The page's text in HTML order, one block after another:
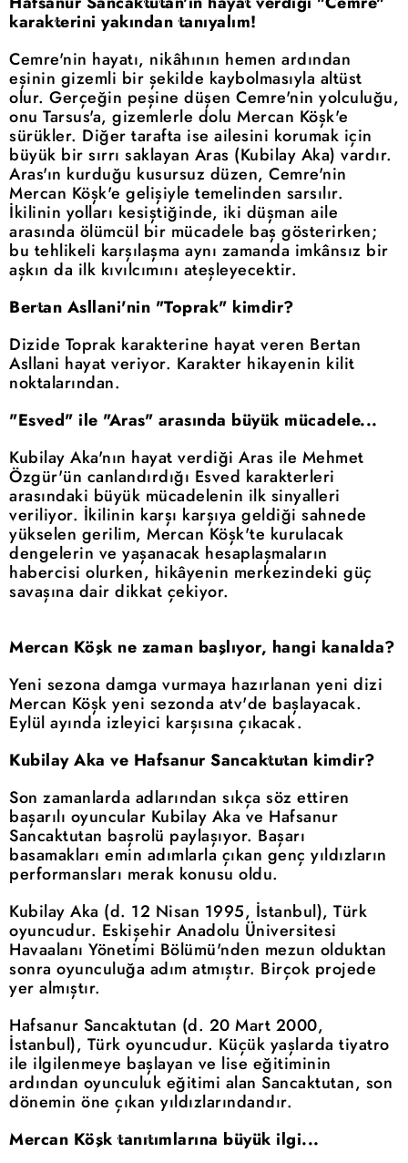
karakterini yakından tanıyalım!
Cemre'nin hayatı, nikâhının hemen ardından
eşinin gizemli bir şekilde kaybolmasıyla altüst
olur. Gerçeğin peşine düşen Cemre'nin yolculuğu,
onu Tarsus'a, gizemlerle dolu Mercan Köşk'e
sürükler. Diğer tarafta ise ailesini korumak için
büyük bir sırrı saklayan Aras (Kubilay Aka) vardır.
Aras'ın kurduğu kusursuz düzen, Cemre'nin
Mercan Köşk'e gelişiyle temelinden sarsılır.
İkilinin yolları kesiştiğinde, iki düşman aile
arasında ölümcül bir mücadele baş gösterirken;
bu tehlikeli karşılaşma aynı zamanda imkânsız bir
aşkın da ilk kıvılcımını ateşleyecektir.
Bertan Asllani'nin "Toprak" kimdir?
Dizide Toprak karakterine hayat veren Bertan
Asllani hayat veriyor. Karakter hikayenin kilit
noktalarından.
"Esved" ile "Aras" arasında büyük mücadele...
Kubilay Aka'nın hayat verdiği Aras ile Mehmet
Özgür'ün canlandırdığı Esved karakterleri
arasındaki büyük mücadelenin ilk sinyalleri
veriliyor. İkilinin karşı karşıya geldiği sahnede
yükselen gerilim, Mercan Köşk'te kurulacak
dengelerin ve yaşanacak hesaplaşmaların
habercisi olurken, hikâyenin merkezindeki güç
savaşına dair dikkat çekiyor.
Mercan Köşk ne zaman başlıyor, hangi kanalda?
Yeni sezona damga vurmaya hazırlanan yeni dizi
Mercan Köşk yeni sezonda atv'de başlayacak.
Eylül ayında izleyici karşısına çıkacak.
Kubilay Aka ve Hafsanur Sancaktutan kimdir?
Son zamanlarda adlarından sıkça söz ettiren
başarılı oyuncular Kubilay Aka ve Hafsanur
Sancaktutan başrolü paylaşıyor. Başarı
basamakları emin adımlarla çıkan genç yıldızların
performansları merak konusu oldu.
Kubilay Aka (d. 12 Nisan 1995, İstanbul), Türk
oyuncudur. Eskişehir Anadolu Üniversitesi
Havaalanı Yönetimi Bölümü'nden mezun olduktan
sonra oyunculuğa adım atmıştır. Birçok projede
yer almıştır.
Hafsanur Sancaktutan (d. 20 Mart 2000,
İstanbul), Türk oyuncudur. Küçük yaşlarda tiyatro
ile ilgilenmeye başlayan ve lise eğitiminin
ardından oyunculuk eğitimi alan Sancaktutan, son
dönemin öne çıkan yıldızlarındandır.
Mercan Köşk tanıtımlarına büyük ilgi...